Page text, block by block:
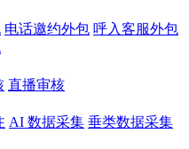
电话邀约外包 呼入客服外包
直播审核
AI 数据采集 垂类数据采集